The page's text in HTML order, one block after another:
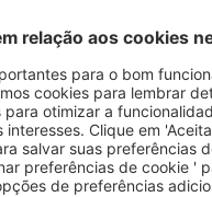
FAO: Quase
alimentos
no mundo
vegetais
4 Maio, 2018 0:00